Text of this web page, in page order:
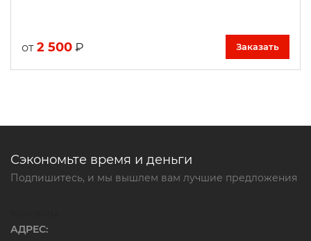
от 2 500 ₽ Заказать
Сэкономьте время и деньги
Подпишитесь, и мы вышлем вам лучшие предложения
АДРЕС: